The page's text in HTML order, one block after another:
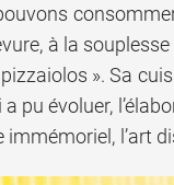
à la
». Sa
pu évoluer,
immémoriel, l’art